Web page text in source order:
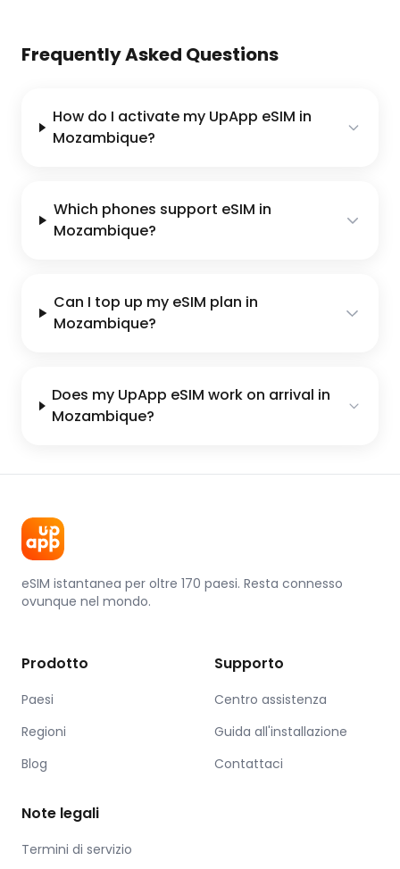
Frequently Asked Questions
How do I activate my UpApp eSIM in
Mozambique?
Which phones support eSIM in
Mozambique?
Can I top up my eSIM plan in
Mozambique?
Does my UpApp eSIM work on arrival in
Mozambique?
eSIM istantanea per oltre 170 paesi. Resta connesso
ovunque nel mondo.
Prodotto
Paesi
Regioni
Blog
Supporto
Centro assistenza
Guida all'installazione
Contattaci
Note legali
Termini di servizio